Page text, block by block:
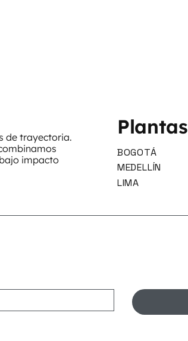
de trayectoria.
impacto
Plantas
BOGOTÁ
MEDELLÍN
LIMA